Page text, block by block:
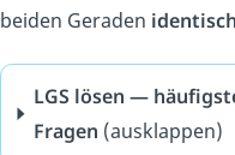
beiden Geraden identisch
LGS lösen —
Fragen (ausklappen)